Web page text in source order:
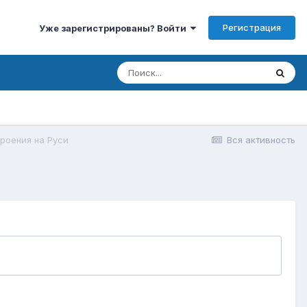
Уже зарегистрированы? Войти Регистрация
Вся активность
на Руси